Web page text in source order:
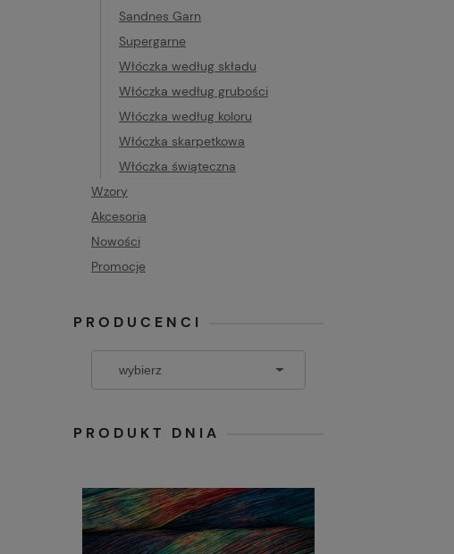
Sandnes Garn
Supergarne
Włóczka według składu
Włóczka według grubości
Włóczka według koloru
Włóczka skarpetkowa
Włóczka świąteczna
Wzory
Akcesoria
Nowości
Promocje
PRODUCENCI
PRODUKT DNIA